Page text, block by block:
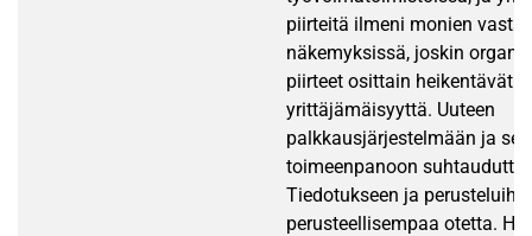
piirteitä ilmeni monien
näkemyksissä, joskin
piirteet osittain heikentävät
yrittäjämäisyyttä. Uuteen
palkkausjärjestelmään ja sen
toimeenpanoon
Tiedotukseen ja
perusteellisempaa otetta.